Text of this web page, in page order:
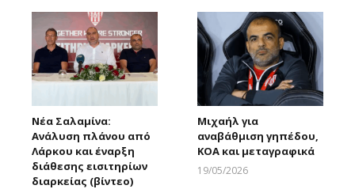
Νέα Σαλαμίνα:
Ανάλυση πλάνου από
Λάρκου και έναρξη
διάθεσης εισιτηρίων
διαρκείας (βίντεο)
Μιχαήλ για
αναβάθμιση γηπέδου,
ΚΟΑ και μεταγραφικά
19/05/2026